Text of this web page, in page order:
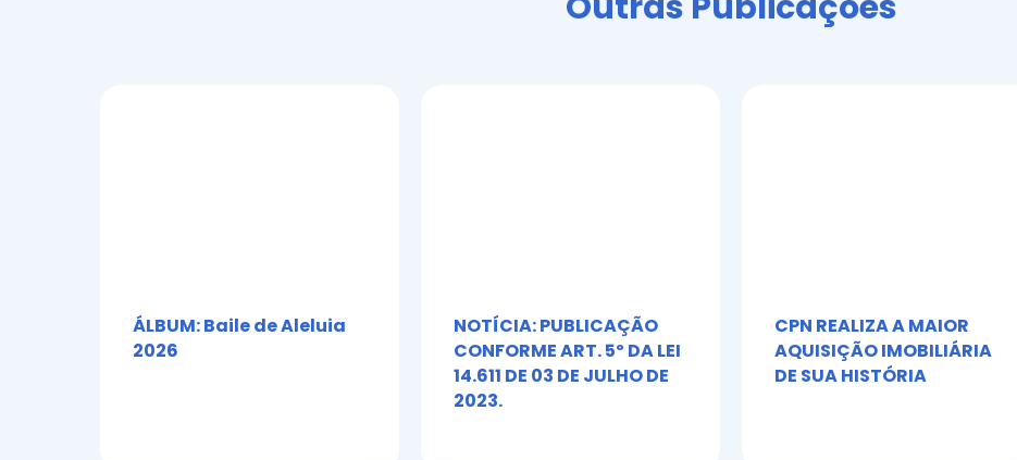
ÁLBUM: Baile de Aleluia
2026
NOTÍCIA: PUBLICAÇÃO
CONFORME ART. 5º DA LEI
14.611 DE 03 DE JULHO DE
2023.
CPN REALIZA A MAIOR
AQUISIÇÃO IMOBILIÁRIA
DE SUA HISTÓRIA